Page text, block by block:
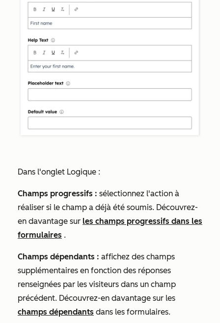
Dans l'onglet Logique :
Champs progressifs : sélectionnez l'action à
réaliser si le champ a déjà été soumis. Découvrez-
en davantage sur les champs progressifs dans les
formulaires .
Champs dépendants : affichez des champs
supplémentaires en fonction des réponses
renseignées par les visiteurs dans un champ
précédent. Découvrez-en davantage sur les
champs dépendants dans les formulaires.